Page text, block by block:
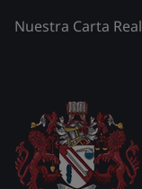
Nuestra Carta Real